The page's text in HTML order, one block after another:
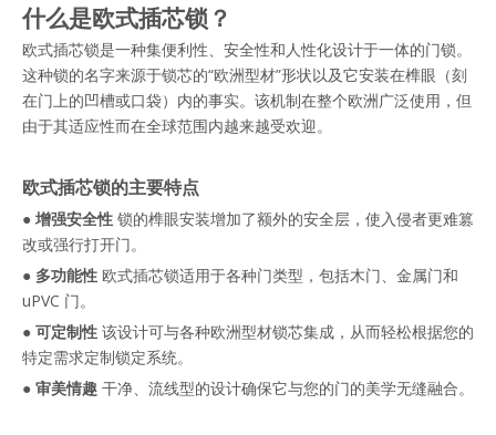
什么是欧式插芯锁？
欧式插芯锁是一种集便利性、安全性和人性化设计于一体的门锁。
这种锁的名字来源于锁芯的“欧洲型材”形状以及它安装在榫眼（刻
在门上的凹槽或口袋）内的事实。该机制在整个欧洲广泛使用，但
由于其适应性而在全球范围内越来越受欢迎。
欧式插芯锁的主要特点
● 增强安全性 锁的榫眼安装增加了额外的安全层，使入侵者更难篡
改或强行打开门。
● 多功能性 欧式插芯锁适用于各种门类型，包括木门、金属门和
uPVC 门。
● 可定制性 该设计可与各种欧洲型材锁芯集成，从而轻松根据您的
特定需求定制锁定系统。
● 审美情趣 干净、流线型的设计确保它与您的门的美学无缝融合。